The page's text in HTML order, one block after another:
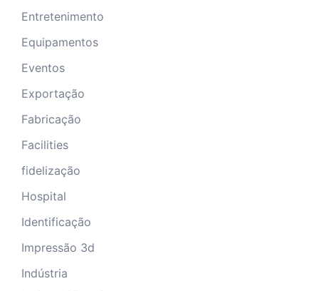
Entretenimento
Equipamentos
Eventos
Exportação
Fabricação
Facilities
fidelização
Hospital
Identificação
Impressão 3d
Indústria